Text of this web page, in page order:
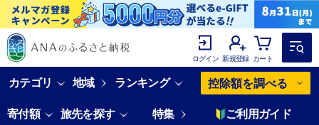
ログイン 新規登録 カート
カテゴリ 地域 ランキング 控除額を調べる
寄付額 旅先を探す 特集 ご利用ガイド